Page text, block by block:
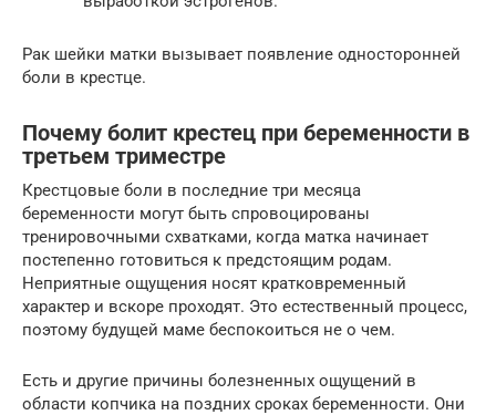
Рак шейки матки вызывает появление односторонней
боли в крестце.
Почему болит крестец при беременности в
третьем триместре
Крестцовые боли в последние три месяца
беременности могут быть спровоцированы
тренировочными схватками, когда матка начинает
постепенно готовиться к предстоящим родам.
Неприятные ощущения носят кратковременный
характер и вскоре проходят. Это естественный процесс,
поэтому будущей маме беспокоиться не о чем.
Есть и другие причины болезненных ощущений в
области копчика на поздних сроках беременности. Они